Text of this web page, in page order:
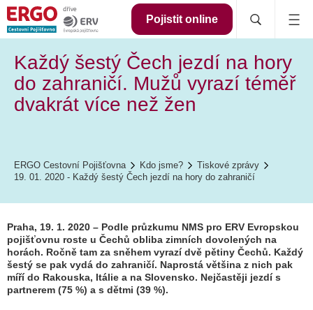
Pojistit online
Každý šestý Čech jezdí na hory
do zahraničí. Mužů vyrazí téměř
dvakrát více než žen
ERGO Cestovní Pojišťovna Kdo jsme?
Tiskové zprávy
19. 01. 2020 - Každý šestý Čech jezdí na hory do zahraničí
Praha, 19. 1. 2020 – Podle průzkumu NMS pro ERV Evropskou
pojišťovnu roste u Čechů obliba zimních dovolených na
horách. Ročně tam za sněhem vyrazí dvě pětiny Čechů. Každý
šestý se pak vydá do zahraničí. Naprostá většina z nich pak
míří do Rakouska, Itálie a na Slovensko. Nejčastěji jezdí s
partnerem (75 %) a s dětmi (39 %).